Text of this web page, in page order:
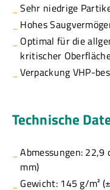
Sehr niedrige
Hohes
Optimal für die
kritischer
Verpackung VHP-
Technische
Abmessungen:
mm)
Gewicht: 145 g/m²